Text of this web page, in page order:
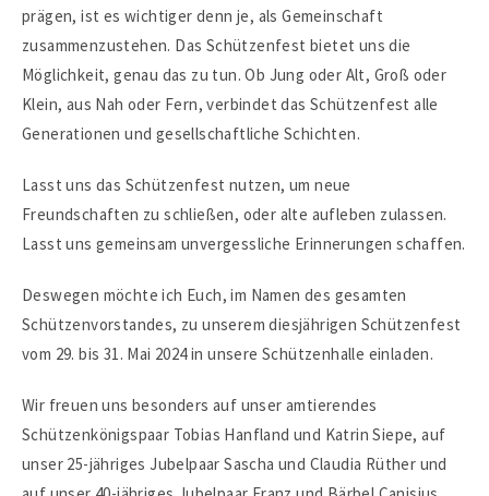
prägen, ist es wichtiger denn je, als Gemeinschaft
zusammenzustehen. Das Schützenfest bietet uns die
Möglichkeit, genau das zu tun. Ob Jung oder Alt, Groß oder
Klein, aus Nah oder Fern, verbindet das Schützenfest alle
Generationen und gesellschaftliche Schichten.
Lasst uns das Schützenfest nutzen, um neue
Freundschaften zu schließen, oder alte aufleben zulassen.
Lasst uns gemeinsam unvergessliche Erinnerungen schaffen.
Deswegen möchte ich Euch, im Namen des gesamten
Schützenvorstandes, zu unserem diesjährigen Schützenfest
vom 29. bis 31. Mai 2024 in unsere Schützenhalle einladen.
Wir freuen uns besonders auf unser amtierendes
Schützenkönigspaar Tobias Hanfland und Katrin Siepe, auf
unser 25-jähriges Jubelpaar Sascha und Claudia Rüther und